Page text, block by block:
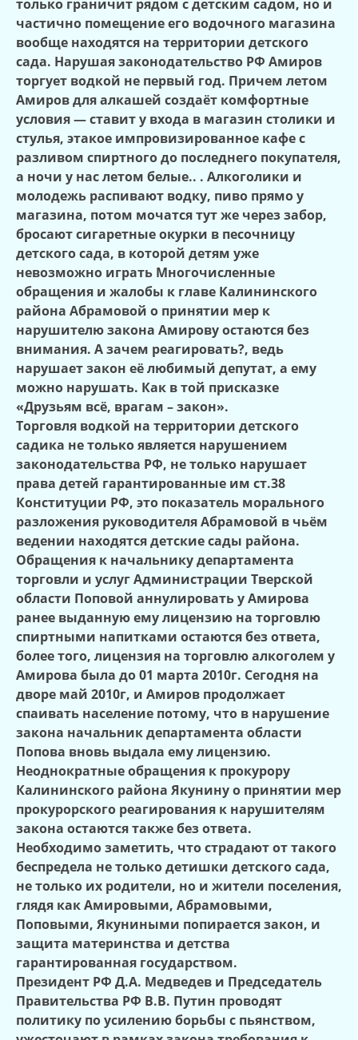
только граничит рядом с детским садом, но и
частично помещение его водочного магазина
вообще находятся на территории детского
сада. Нарушая законодательство РФ Амиров
торгует водкой не первый год. Причем летом
Амиров для алкашей создаёт комфортные
условия — ставит у входа в магазин столики и
стулья, этакое импровизированное кафе с
разливом спиртного до последнего покупателя,
а ночи у нас летом белые.. . Алкоголики и
молодежь распивают водку, пиво прямо у
магазина, потом мочатся тут же через забор,
бросают сигаретные окурки в песочницу
детского сада, в которой детям уже
невозможно играть Многочисленные
обращения и жалобы к главе Калининского
района Абрамовой о принятии мер к
нарушителю закона Амирову остаются без
внимания. А зачем реагировать?, ведь
нарушает закон её любимый депутат, а ему
можно нарушать. Как в той присказке
«Друзьям всё, врагам – закон».
Торговля водкой на территории детского
садика не только является нарушением
законодательства РФ, не только нарушает
права детей гарантированные им ст.38
Конституции РФ, это показатель морального
разложения руководителя Абрамовой в чьём
ведении находятся детские сады района.
Обращения к начальнику департамента
торговли и услуг Администрации Тверской
области Поповой аннулировать у Амирова
ранее выданную ему лицензию на торговлю
спиртными напитками остаются без ответа,
более того, лицензия на торговлю алкоголем у
Амирова была до 01 марта 2010г. Сегодня на
дворе май 2010г, и Амиров продолжает
спаивать население потому, что в нарушение
закона начальник департамента области
Попова вновь выдала ему лицензию.
Неоднократные обращения к прокурору
Калининского района Якунину о принятии мер
прокурорского реагирования к нарушителям
закона остаются также без ответа.
Необходимо заметить, что страдают от такого
беспредела не только детишки детского сада,
не только их родители, но и жители поселения,
глядя как Амировыми, Абрамовыми,
Поповыми, Якуниными попирается закон, и
защита материнства и детства
гарантированная государством.
Президент РФ Д.А. Медведев и Председатель
Правительства РФ В.В. Путин проводят
политику по усилению борьбы с пьянством,